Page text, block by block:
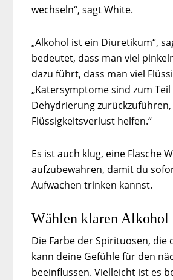
wechseln“, sagt White.
„Alkohol ist ein Diuretikum“,
bedeutet, dass man viel
dazu führt, dass man viel
„Katersymptome sind zum
Dehydrierung
Flüssigkeitsverlust helfen.“
Es ist auch klug, eine Flasche
aufzubewahren, damit du
Aufwachen trinken kannst.
Wählen klaren Alkohol
Die Farbe der Spirituosen, die
kann deine Gefühle für den
beeinflussen. Vielleicht ist es